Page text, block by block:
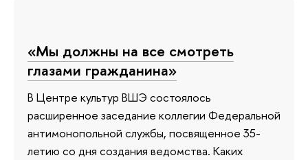
«Мы должны на все смотреть
глазами гражданина»
В Центре культур ВШЭ состоялось
расширенное заседание коллегии Федеральной
антимонопольной службы, посвященное 35-
летию со дня создания ведомства. Каких